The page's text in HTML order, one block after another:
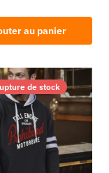
au panier
de stock